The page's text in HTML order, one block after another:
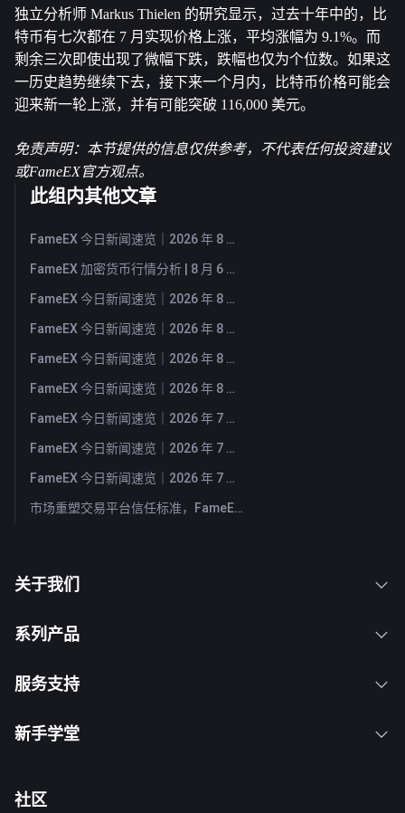
独立分析师 Markus Thielen 的研究显示，过去十年中的，比
特币有七次都在 7 月实现价格上涨，平均涨幅为 9.1%。而
剩余三次即使出现了微幅下跌，跌幅也仅为个位数。如果这
一历史趋势继续下去，接下来一个月内，比特币价格可能会
迎来新一轮上涨，并有可能突破 116,000 美元。
免责声明：本节提供的信息仅供参考，不代表任何投资建议
或FameEX官方观点。
此组内其他文章
FameEX 今日新闻速览｜2026 年 8 月 7 日
FameEX 加密货币行情分析 | 8 月 6 日, 2026
FameEX 今日新闻速览｜2026 年 8 月 6 日
FameEX 今日新闻速览｜2026 年 8 月 5 日
FameEX 今日新闻速览｜2026 年 8 月 4 日
FameEX 今日新闻速览｜2026 年 8 月 3 日
FameEX 今日新闻速览｜2026 年 7 月 31 日
FameEX 今日新闻速览｜2026 年 7 月 30 日
FameEX 今日新闻速览｜2026 年 7 月 29 日
市场重塑交易平台信任标准，FameEX 以八年稳健运营持续服务全球用户
关于我们
系列产品
服务支持
新手学堂
社区